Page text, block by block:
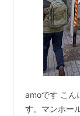
amoです こん
す。マンホー